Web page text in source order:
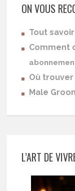
ON VOUS
Tout savoir
Comment
Où trouver
Male
L’ART DE